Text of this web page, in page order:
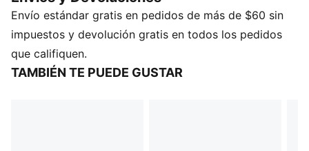
CONTROL DE LA HUMEDAD: Mantente seco y
cómodo con los tejidos técnicos dryCELL, que
absorben la humedad de la piel
DETALLES
Envío estándar gratis en pedidos de más de $60 sin
impuestos y devolución gratis en todos los pedidos
que califiquen.
TAMBIÉN TE PUEDE GUSTAR